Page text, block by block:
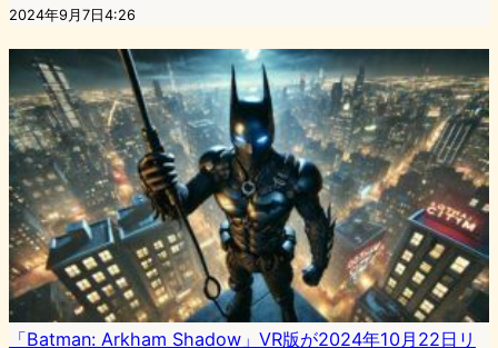
2024年9月7日4:26
「Batman: Arkham Shadow」VR版が2024年10月22日リ